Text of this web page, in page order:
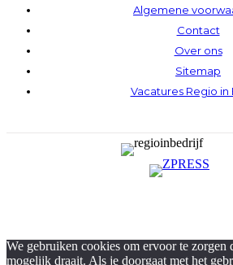
Algemene
Contact
Over ons
Sitemap
Vacatures Regio in
We gebruiken cookies om ervoor te zorgen
mogelijk draait. Als je doorgaat met het